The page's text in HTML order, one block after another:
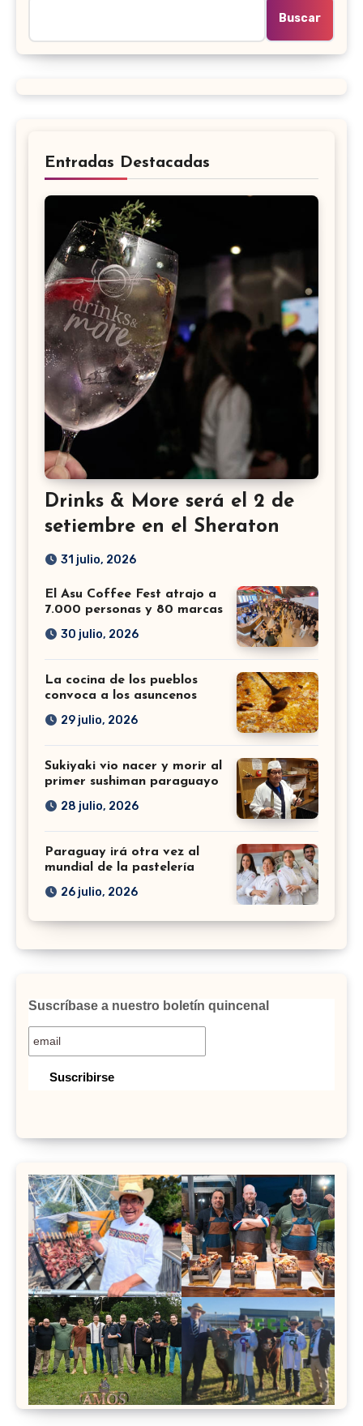
Buscar
Entradas Destacadas
Drinks & More será el 2 de
setiembre en el Sheraton
31 julio, 2026
El Asu Coffee Fest atrajo a
7.000 personas y 80 marcas
30 julio, 2026
La cocina de los pueblos
convoca a los asuncenos
29 julio, 2026
Sukiyaki vio nacer y morir al
primer sushiman paraguayo
28 julio, 2026
Paraguay irá otra vez al
mundial de la pastelería
26 julio, 2026
Suscríbase a nuestro boletín quincenal